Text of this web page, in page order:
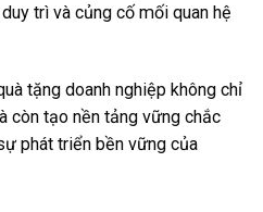
trì và củng cố mối quan hệ
tặng doanh nghiệp không chỉ
còn tạo nền tảng vững chắc
phát triển bền vững của